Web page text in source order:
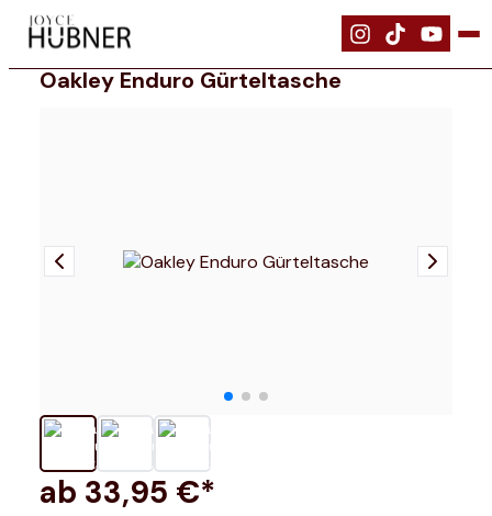
| Ausrüstung
Oakley Enduro Gürteltasche
ab 33,95 €*